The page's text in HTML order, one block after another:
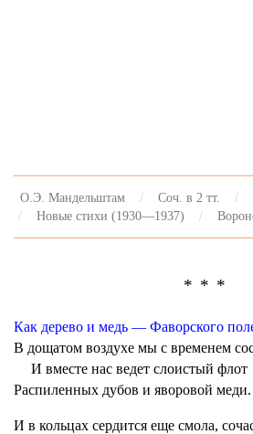
О.Э. Мандельштам Соч. в 2 тт.
Новые стихи (1930—1937)
* * *
Как дерево и медь — Фаворского
В дощатом воздухе мы с временем
И вместе нас ведет слоистый флот
Распиленных дубов и яворовой меди.
И в кольцах сердится еще смола,